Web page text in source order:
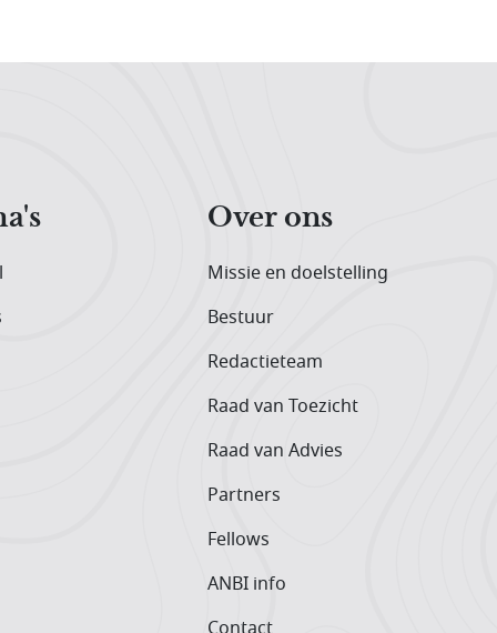
Over ons
Missie en doelstelling
Bestuur
Redactieteam
Raad van Toezicht
Raad van Advies
Partners
Fellows
ANBI info